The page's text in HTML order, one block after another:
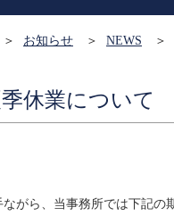
お知らせ NEWS
休業について
がら、当事務所では下記の